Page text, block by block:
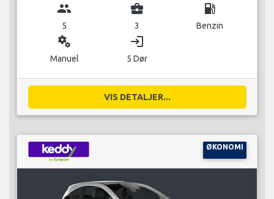
group
5
business_center
3
local_gas_station
Benzin
miscellaneous_services
Manuel
login
5 Dør
VIS DETALJER...
ØKONOMI